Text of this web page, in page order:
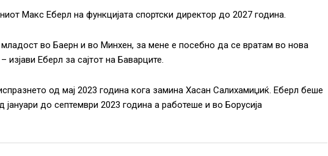
Макс Еберл на функцијата спортски директор до 2027 година.
во Баерн и во Минхен, за мене е посебно да се вратам во нова
изјави Еберл за сајтот на Баварците.
од мај 2023 година кога замина Хасан Салихамиџиќ. Еберл беше
јануари до септември 2023 година а работеше и во Борусија